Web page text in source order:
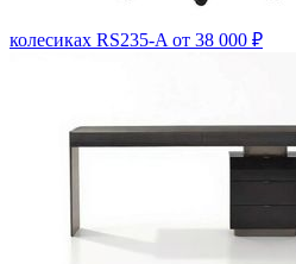
колесиках RS235-A от 38 000 ₽